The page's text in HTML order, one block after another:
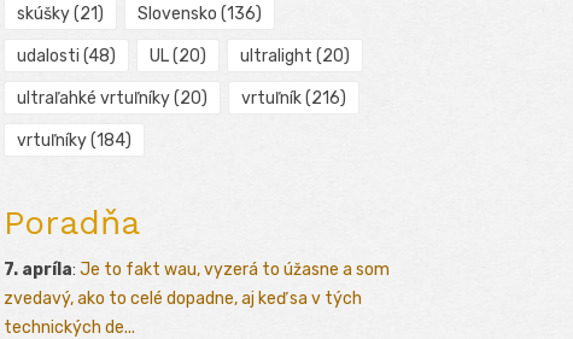
skúšky(21) Slovensko (136)
udalosti (48) UL(20) ultralight (20)
ultraľahké vrtuľníky(20) vrtuľník(216)
vrtuľníky(184)
Poradňa
7. apríla: Je to fakt wau, vyzerá to úžasne a som
zvedavý, ako to celé dopadne, aj keď sa v tých
technických de...